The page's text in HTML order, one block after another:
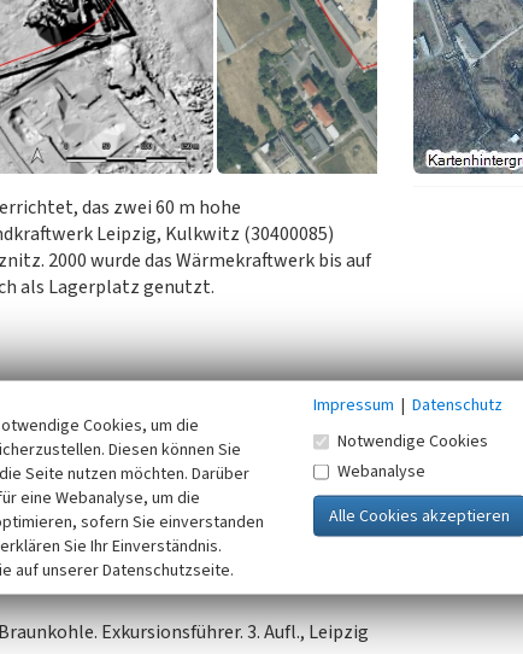
das zwei 60 m hohe
Leipzig, Kulkwitz (30400085)
2000 wurde das Wärmekraftwerk bis auf
als Lagerplatz genutzt.
Exkursionsführer. 3. Aufl., Leipzig
Cookies, um die
Diesen können Sie
Seite nutzen möchten. Darüber
eine Webanalyse, um die
sofern Sie einverstanden
Sie Ihr Einverständnis.
auf unserer Datenschutzseite.
Impressum | Datenschutz
Notwendige Cookies
Webanalyse